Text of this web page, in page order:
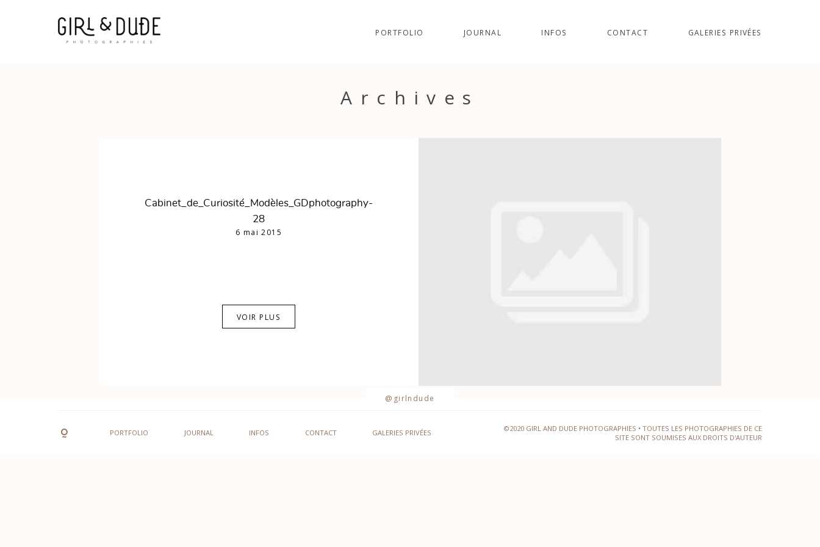
PORTFOLIO JOURNAL INFOS CONTACT GALERIES PRIVÉES
Archives
Cabinet_de_Curiosité_Modèles_GDphotography-
28
6 mai 2015
VOIR PLUS
@girlndude
PORTFOLIO JOURNAL INFOS CONTACT GALERIES PRIVÉES
©2020 GIRL AND DUDE PHOTOGRAPHIES • TOUTES LES PHOTOGRAPHIES DE CE
SITE SONT SOUMISES AUX DROITS D'AUTEUR